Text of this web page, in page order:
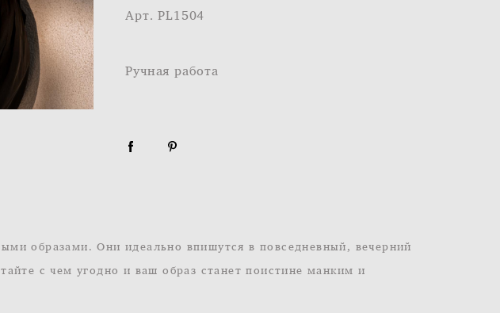
Арт. PL1504
Ручная работа
образами. Они идеально впишутся в повседневный, вечерний
с чем угодно и ваш образ станет поистине манким и